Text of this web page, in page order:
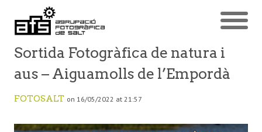
Sortida Fotogràfica de natura i
aus – Aiguamolls de l’Empordà
FOTOSALT on 16/05/2022 at 21:57